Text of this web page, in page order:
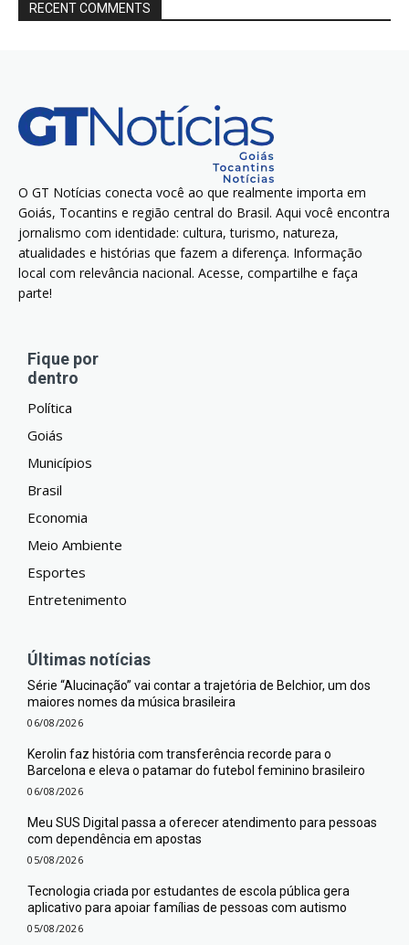
RECENT COMMENTS
O GT Notícias conecta você ao que realmente importa em
Goiás, Tocantins e região central do Brasil. Aqui você encontra
jornalismo com identidade: cultura, turismo, natureza,
atualidades e histórias que fazem a diferença. Informação
local com relevância nacional. Acesse, compartilhe e faça
parte!
Fique por
dentro
Política
Goiás
Municípios
Brasil
Economia
Meio Ambiente
Esportes
Entretenimento
Últimas notícias
Série “Alucinação” vai contar a trajetória de Belchior, um dos
maiores nomes da música brasileira
06/08/2026
Kerolin faz história com transferência recorde para o
Barcelona e eleva o patamar do futebol feminino brasileiro
06/08/2026
Meu SUS Digital passa a oferecer atendimento para pessoas
com dependência em apostas
05/08/2026
Tecnologia criada por estudantes de escola pública gera
aplicativo para apoiar famílias de pessoas com autismo
05/08/2026